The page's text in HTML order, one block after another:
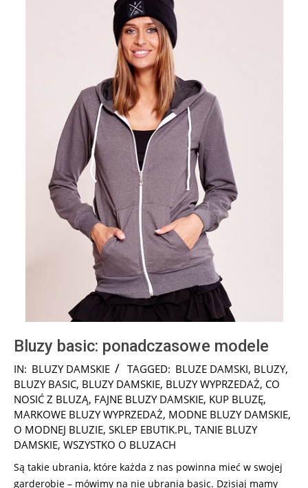
Bluzy basic: ponadczasowe modele
2018-
08-
31
IN: BLUZY DAMSKIE TAGGED: BLUZE DAMSKI, BLUZY,
BLUZY BASIC, BLUZY DAMSKIE, BLUZY WYPRZEDAŻ, CO
NOSIĆ Z BLUZĄ, FAJNE BLUZY DAMSKIE, KUP BLUZĘ,
MARKOWE BLUZY WYPRZEDAŻ, MODNE BLUZY DAMSKIE,
O MODNEJ BLUZIE, SKLEP EBUTIK.PL, TANIE BLUZY
DAMSKIE, WSZYSTKO O BLUZACH
Są takie ubrania, które każda z nas powinna mieć w swojej
garderobie – mówimy na nie ubrania basic. Dzisiaj mamy